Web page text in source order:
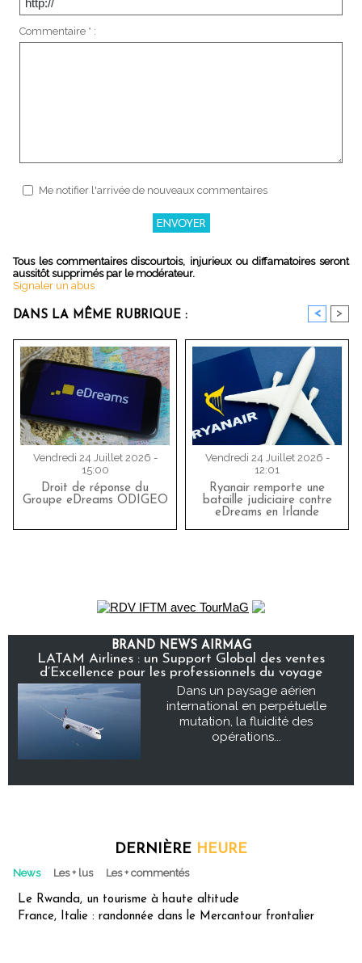
Commentaire * :
Me notifier l'arrivée de nouveaux commentaires
Tous les commentaires discourtois, injurieux ou diffamatoires seront
aussitôt supprimés par le modérateur.
Signaler un abus
DANS LA MÊME RUBRIQUE : < >
Vendredi 24 Juillet 2026 -
15:00
Droit de réponse du
Groupe eDreams ODIGEO
Vendredi 24 Juillet 2026 -
12:01
Ryanair remporte une
bataille judiciaire contre
eDreams en Irlande
BRAND NEWS AIRMAG
LATAM Airlines : un Support Global des ventes
d’Excellence pour les professionnels du voyage
Dans un paysage aérien
international en perpétuelle
mutation, la fluidité des
opérations...
DERNIÈRE HEURE
News Les + lus Les + commentés
Le Rwanda, un tourisme à haute altitude
France, Italie : randonnée dans le Mercantour frontalier